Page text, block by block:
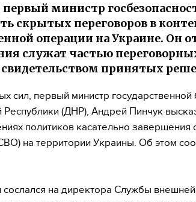
министр
скрытых переговоров в
операции на Украине. Он
служат частью
свидетельством принятых
сил, первый министр государственной
(ДНР), Андрей Пинчук
политиков касательно завершения
на территории Украины. Об этом
сослался на директора Службы